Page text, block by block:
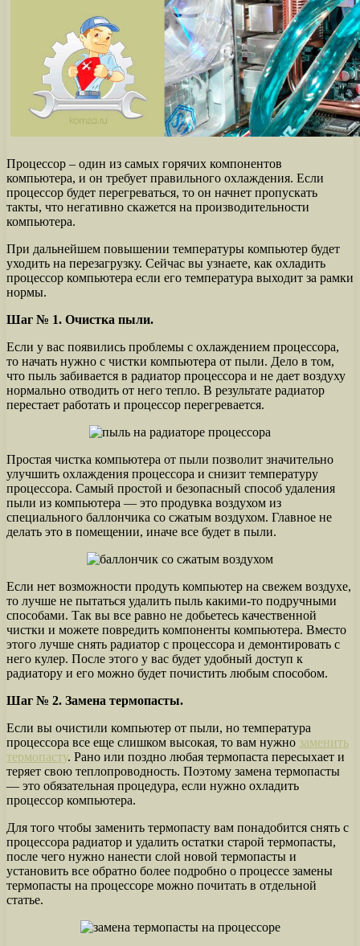
Процессор – один из самых горячих компонентов
компьютера, и он требует правильного охлаждения. Если
процессор будет перегреваться, то он начнет пропускать
такты, что негативно скажется на производительности
компьютера.
При дальнейшем повышении температуры компьютер будет
уходить на перезагрузку. Сейчас вы узнаете, как охладить
процессор компьютера если его температура выходит за рамки
нормы.
Шаг № 1. Очистка пыли.
Если у вас появились проблемы с охлаждением процессора,
то начать нужно с чистки компьютера от пыли. Дело в том,
что пыль забивается в радиатор процессора и не дает воздуху
нормально отводить от него тепло. В результате радиатор
перестает работать и процессор перегревается.
Простая чистка компьютера от пыли позволит значительно
улучшить охлаждения процессора и снизит температуру
процессора. Самый простой и безопасный способ удаления
пыли из компьютера — это продувка воздухом из
специального баллончика со сжатым воздухом. Главное не
делать это в помещении, иначе все будет в пыли.
Если нет возможности продуть компьютер на свежем воздухе,
то лучше не пытаться удалить пыль какими-то подручными
способами. Так вы все равно не добьетесь качественной
чистки и можете повредить компоненты компьютера. Вместо
этого лучше снять радиатор с процессора и демонтировать с
него кулер. После этого у вас будет удобный доступ к
радиатору и его можно будет почистить любым способом.
Шаг № 2. Замена термопасты.
Если вы очистили компьютер от пыли, но температура
процессора все еще слишком высокая, то вам нужно заменить
термопасту. Рано или поздно любая термопаста пересыхает и
теряет свою теплопроводность. Поэтому замена термопасты
— это обязательная процедура, если нужно охладить
процессор компьютера.
Для того чтобы заменить термопасту вам понадобится снять с
процессора радиатор и удалить остатки старой термопасты,
после чего нужно нанести слой новой термопасты и
установить все обратно более подробно о процессе замены
термопасты на процессоре можно почитать в отдельной
статье.